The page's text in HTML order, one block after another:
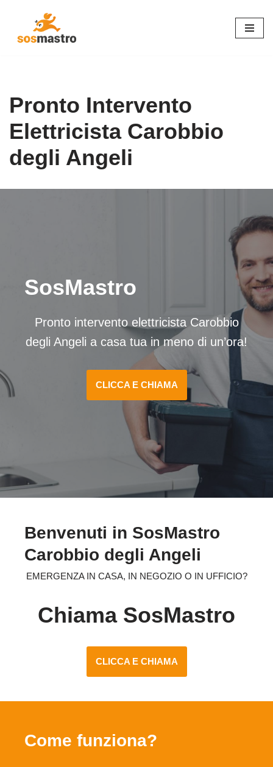
Pronto Intervento
Elettricista Carobbio
degli Angeli
SosMastro
Pronto intervento elettricista Carobbio
degli Angeli a casa tua in meno di un’ora!
CLICCA E CHIAMA
Benvenuti in SosMastro
Carobbio degli Angeli
EMERGENZA IN CASA, IN NEGOZIO O IN UFFICIO?
Chiama SosMastro
CLICCA E CHIAMA
Come funziona?